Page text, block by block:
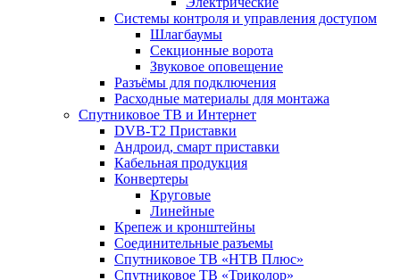
Системы контроля и управления доступом
Шлагбаумы
Секционные ворота
Звуковое оповещение
Разъёмы для подключения
Расходные материалы для монтажа
Спутниковое ТВ и Интернет
DVB-Т2 Приставки
Андроид, смарт приставки
Кабельная продукция
Конвертеры
Круговые
Линейные
Крепеж и кронштейны
Соединительные разъемы
Спутниковое ТВ «НТВ Плюс»
Спутниковое ТВ «Триколор»